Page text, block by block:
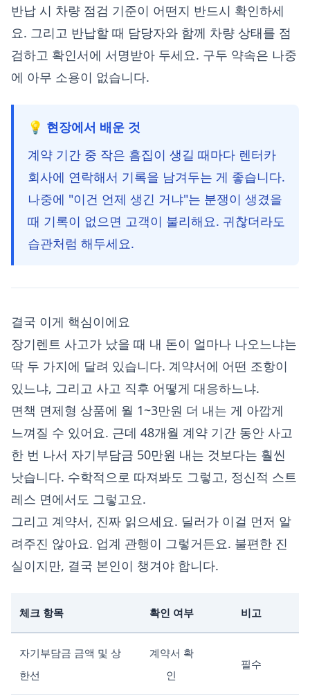
반납 시 차량 점검 기준이 어떤지 반드시 확인하세
요. 그리고 반납할 때 담당자와 함께 차량 상태를 점
검하고 확인서에 서명받아 두세요. 구두 약속은 나중
에 아무 소용이 없습니다.
💡 현장에서 배운 것
계약 기간 중 작은 흠집이 생길 때마다 렌터카
회사에 연락해서 기록을 남겨두는 게 좋습니다.
나중에 "이건 언제 생긴 거냐"는 분쟁이 생겼을
때 기록이 없으면 고객이 불리해요. 귀찮더라도
습관처럼 해두세요.
결국 이게 핵심이에요
장기렌트 사고가 났을 때 내 돈이 얼마나 나오느냐는
딱 두 가지에 달려 있습니다. 계약서에 어떤 조항이
있느냐, 그리고 사고 직후 어떻게 대응하느냐.
면책 면제형 상품에 월 1~3만원 더 내는 게 아깝게
느껴질 수 있어요. 근데 48개월 계약 기간 동안 사고
한 번 나서 자기부담금 50만원 내는 것보다는 훨씬
낫습니다. 수학적으로 따져봐도 그렇고, 정신적 스트
레스 면에서도 그렇고요.
그리고 계약서, 진짜 읽으세요. 딜러가 이걸 먼저 알
려주진 않아요. 업계 관행이 그렇거든요. 불편한 진
실이지만, 결국 본인이 챙겨야 합니다.
체크 항목 확인 여부 비고
자기부담금 금액 및 상
한선
계약서 확
인
필수